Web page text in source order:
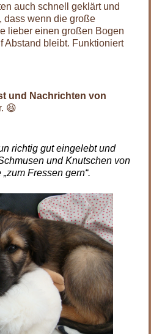
auch schnell geklärt und
dass wenn die große
lieber einen großen Bogen
Abstand bleibt. Funktioniert
und Nachrichten von
😆
richtig gut eingelebt und
und Knutschen von
Fressen gern“.